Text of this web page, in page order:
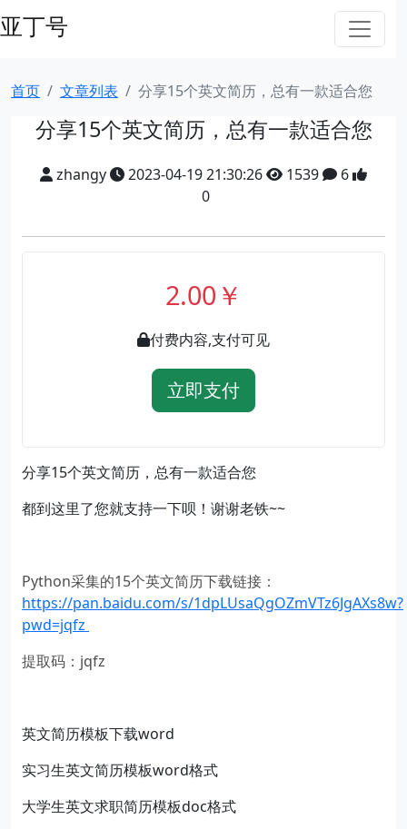
亚丁号
首页 文章列表 分享15个英文简历，总有一款适合您
分享15个英文简历，总有一款适合您
zhangy 2023-04-19 21:30:26 1539
6
0
2.00￥
付费内容,支付可见
立即支付
分享15个英文简历，总有一款适合您
都到这里了您就支持一下呗！谢谢老铁~~
Python采集的15个英文简历下载链接：
https://pan.baidu.com/s/1dpLUsaQgOZmVTz6JgAXs8w?
pwd=jqfz
提取码：jqfz
英文简历模板下载word
实习生英文简历模板word格式
大学生英文求职简历模板doc格式